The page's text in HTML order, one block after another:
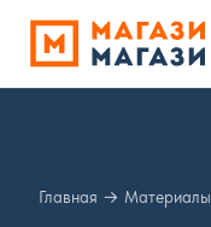
Главная → Материалы